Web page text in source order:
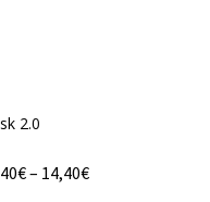
€– 14,40€